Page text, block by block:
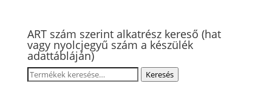
ART szám szerint alkatrész kereső (hat
vagy nyolcjegyű szám a készülék
adattábláján)
Keresés
Keresés